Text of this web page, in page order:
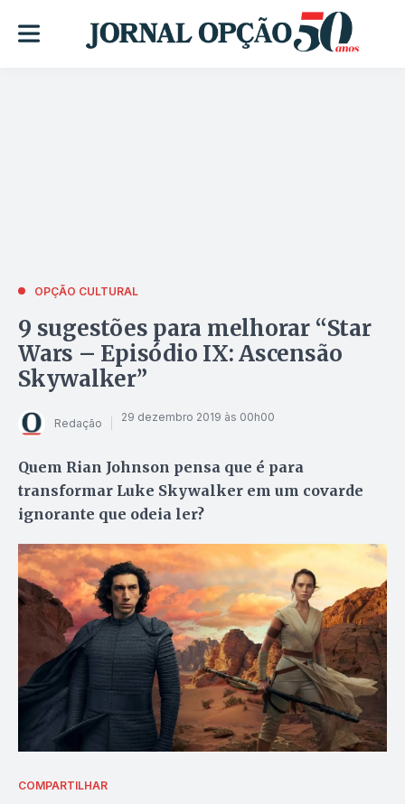
OPÇÃO CULTURAL
9 sugestões para melhorar “Star
Wars – Episódio IX: Ascensão
Skywalker”
Redação 29 dezembro 2019 às 00h00
Quem Rian Johnson pensa que é para
transformar Luke Skywalker em um covarde
ignorante que odeia ler?
COMPARTILHAR